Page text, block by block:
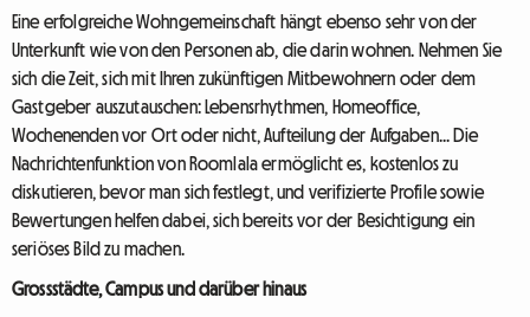
Eine erfolgreiche Wohngemeinschaft hängt ebenso sehr von der
Unterkunft wie von den Personen ab, die darin wohnen. Nehmen Sie
sich die Zeit, sich mit Ihren zukünftigen Mitbewohnern oder dem
Gastgeber auszutauschen: Lebensrhythmen, Homeoffice,
Wochenenden vor Ort oder nicht, Aufteilung der Aufgaben... Die
Nachrichtenfunktion von Roomlala ermöglicht es, kostenlos zu
diskutieren, bevor man sich festlegt, und verifizierte Profile sowie
Bewertungen helfen dabei, sich bereits vor der Besichtigung ein
seriöses Bild zu machen.
Grossstädte, Campus und darüber hinaus